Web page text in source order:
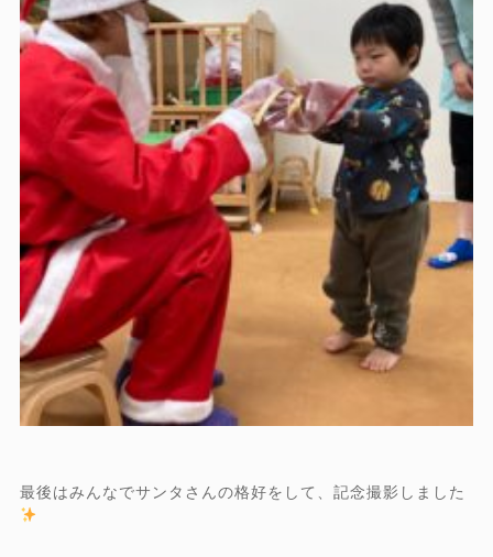
最後はみんなでサンタさんの格好をして、記念撮影しました